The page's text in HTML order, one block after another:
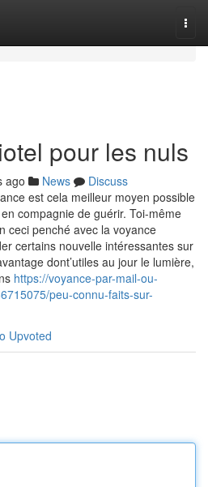
pour les nuls
ago News
Discuss
est cela meilleur moyen possible
compagnie de guérir. Toi-même
ceci penché avec la voyance
certains nouvelle intéressantes sur
dont’utiles au jour le lumière,
https://voyance-par-mail-ou-
peu-connu-faits-sur-
Upvoted